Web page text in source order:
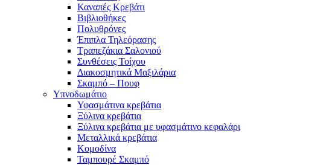
Καναπές Κρεβάτι
Βιβλιοθήκες
Πολυθρόνες
Έπιπλα Τηλεόρασης
Τραπεζάκια Σαλονιού
Συνθέσεις Τοίχου
Διακοσμητικά Μαξιλάρια
Σκαμπό – Πουφ
Υπνοδωμάτιο
Υφασμάτινα κρεβάτια
Ξύλινα κρεβάτια
Ξύλινα κρεβάτια με υφασμάτινο κεφαλάρι
Mεταλλικά κρεβάτια
Κομοδίνα
Ταμπουρέ Σκαμπό